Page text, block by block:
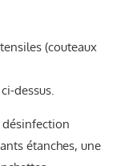
(couteaux
dessus.
désinfection
étanches, une